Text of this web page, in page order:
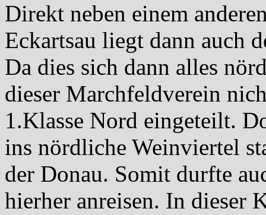
Direkt neben einem
Eckartsau liegt dann auch
Da dies sich dann alles
dieser Marchfeldverein
1.Klasse Nord eingeteilt.
ins nördliche Weinviertel
der Donau. Somit durfte
hierher anreisen. In dieser